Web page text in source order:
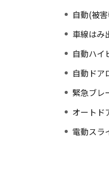
自動(被
車線はみ
自動ハイ
自動ドア
緊急ブレ
オートド
電動スラ